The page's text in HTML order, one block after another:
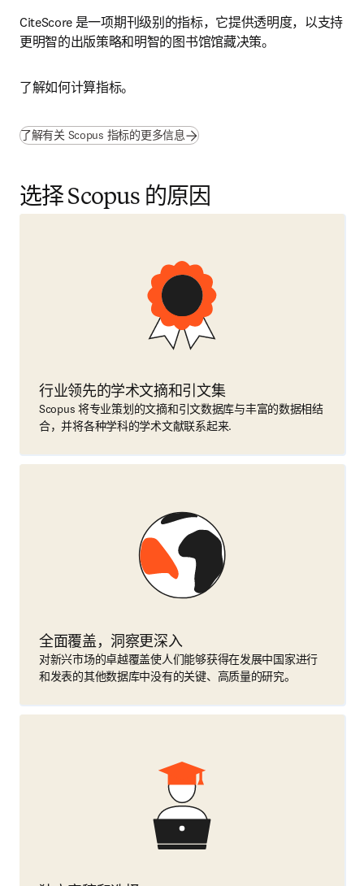
CiteScore 是一项期刊级别的指标，它提供透明度，以支持
更明智的出版策略和明智的图书馆馆藏决策。
了解如何计算指标。
了解有关 Scopus 指标的更多信息
选择 Scopus 的原因
行业领先的学术文摘和引文集
Scopus 将专业策划的文摘和引文数据库与丰富的数据相结
合，并将各种学科的学术文献联系起来.
全面覆盖，洞察更深入
对新兴市场的卓越覆盖使人们能够获得在发展中国家进行
和发表的其他数据库中没有的关键、高质量的研究。